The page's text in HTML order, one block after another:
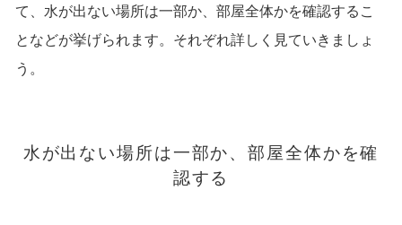
て、水が出ない場所は一部か、部屋全体かを確認するこ
となどが挙げられます。それぞれ詳しく見ていきましょ
う。
水が出ない場所は一部か、部屋全体かを確
認する